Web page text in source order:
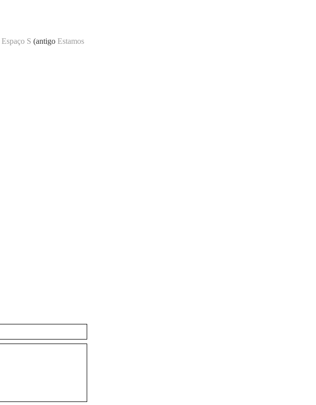
Espaço S (antigo Estamos